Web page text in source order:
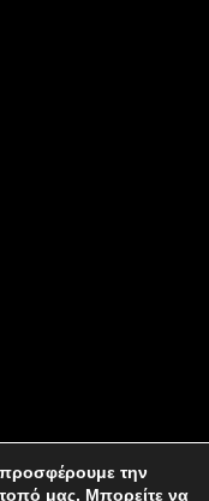
την
μας. Μπορείτε να